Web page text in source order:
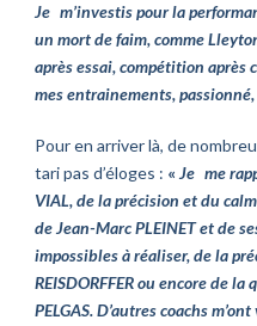
Je m’investis pour la
un mort de faim, comme
après essai, compétition
mes entrainements,
Pour en arriver là, de
tari pas d’éloges : « Je me
VIAL, de la précision et du
de Jean-Marc PLEINET et de
impossibles à réaliser, de la
REISDORFFER ou encore de
PELGAS. D’autres coachs